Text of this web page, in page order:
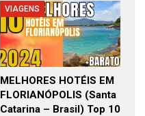
VIAGENS
MELHORES HOTÉIS EM
FLORIANÓPOLIS (Santa
Catarina – Brasil) Top 10